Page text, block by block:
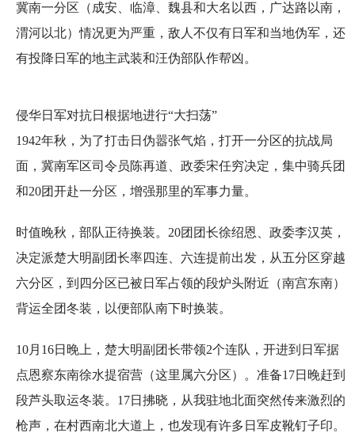
冀南一分区（成安、临漳、魏县和大名以西，广达路以南，
渭河以北）情况更为严重，敌人不仅有日军和当地伪军，还
有投降日军的地主武装和汪伪部队作帮凶。
侵华日军对抗日根据地进行“大扫荡”
1942年秋，为了打击日伪嚣张气焰，打开一分区的抗战局
面，冀南军区司令员陈再道、政委宋任穷决定，集中骑兵团
和20团开赴一分区，增强那里的军事力量。
时值晚秋，部队正待换装。20团团长徐绍恩、政委李汉英，
决定派楚大明副团长率四连、六连提前出发，从五分区穿越
六分区，到四分区已被日军占领的段炉头附近（南宫东南）
背运全团冬装，以便部队南下时换装。
10月16日晚上，楚大明副团长带领2个连队，开进到日军据
点恩察东南徐水提宿营（这里属六分区）。准备17日晚赶到
段芦头取运冬装。17日拂晓，从我驻地北面突然传来激烈的
枪声，在村西南北大道上，也发现有许多日军皮靴钉子印。